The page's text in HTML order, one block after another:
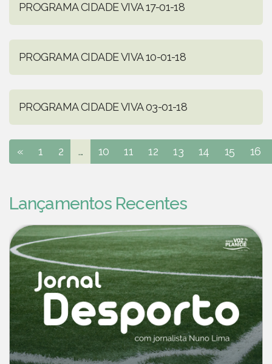
PROGRAMA CIDADE VIVA 17-01-18
PROGRAMA CIDADE VIVA 10-01-18
PROGRAMA CIDADE VIVA 03-01-18
« 1 2 ... 10 11 12 13 14 15 16
Lançamentos Recentes